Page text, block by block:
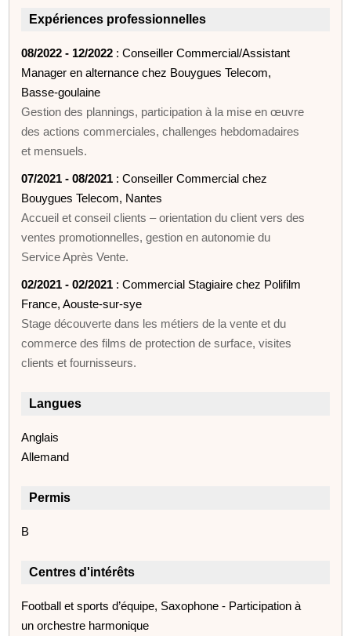
Expériences professionnelles
08/2022 - 12/2022 : Conseiller Commercial/Assistant
Manager en alternance chez Bouygues Telecom,
Basse-goulaine
Gestion des plannings, participation à la mise en œuvre
des actions commerciales, challenges hebdomadaires
et mensuels.
07/2021 - 08/2021 : Conseiller Commercial chez
Bouygues Telecom, Nantes
Accueil et conseil clients – orientation du client vers des
ventes promotionnelles, gestion en autonomie du
Service Après Vente.
02/2021 - 02/2021 : Commercial Stagiaire chez Polifilm
France, Aouste-sur-sye
Stage découverte dans les métiers de la vente et du
commerce des films de protection de surface, visites
clients et fournisseurs.
Langues
Anglais
Allemand
Permis
B
Centres d'intérêts
Football et sports d’équipe, Saxophone - Participation à
un orchestre harmonique